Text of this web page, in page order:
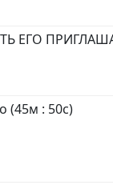
ЕГО
(45м : 50с)